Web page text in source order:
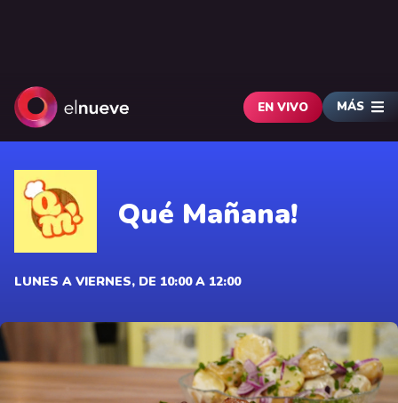
EN VIVO MÁS
Qué Mañana!
LUNES A VIERNES, DE 10:00 A 12:00